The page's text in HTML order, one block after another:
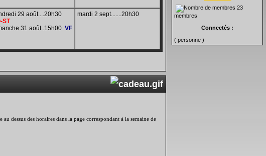
29 août....20h30
ST
31 août..15h00 VF
mardi 2 sept.......20h30
dessus des horaires dans la page correspondant à la semaine de
23
membres
Connectés :
( personne )